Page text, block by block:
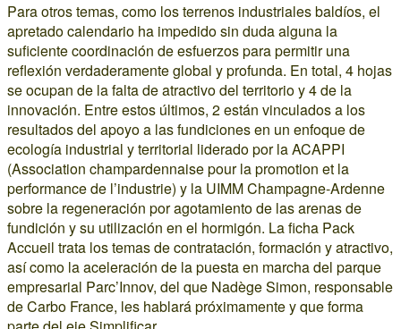
Para otros temas, como los terrenos industriales baldíos, el
apretado calendario ha impedido sin duda alguna la
suficiente coordinación de esfuerzos para permitir una
reflexión verdaderamente global y profunda. En total, 4 hojas
se ocupan de la falta de atractivo del territorio y 4 de la
innovación. Entre estos últimos, 2 están vinculados a los
resultados del apoyo a las fundiciones en un enfoque de
ecología industrial y territorial liderado por la ACAPPI
(Association champardennaise pour la promotion et la
performance de l’industrie) y la UIMM Champagne-Ardenne
sobre la regeneración por agotamiento de las arenas de
fundición y su utilización en el hormigón. La ficha Pack
Accueil trata los temas de contratación, formación y atractivo,
así como la aceleración de la puesta en marcha del parque
empresarial Parc’Innov, del que Nadège Simon, responsable
de Carbo France, les hablará próximamente y que forma